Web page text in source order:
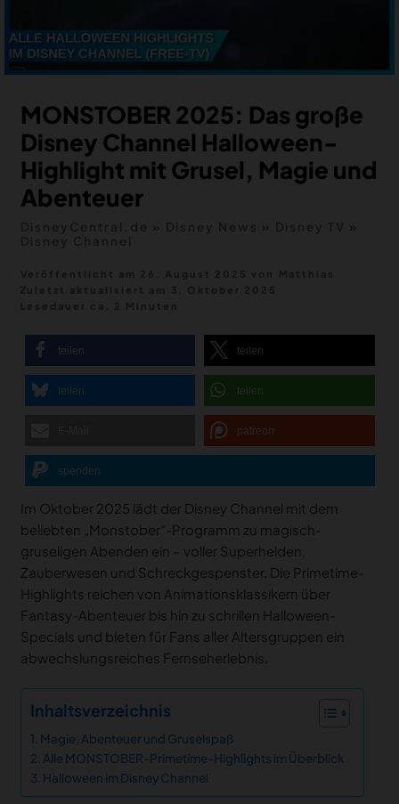
DEALS
MEIN HQ
50
MONSTOBER 2025: Das große
Disney Channel Halloween-
Highlight mit Grusel, Magie und
Abenteuer
teilen teilen
teilen teilen
patreon
spenden
Im Oktober 2025 lädt der Disney Channel mit dem
beliebten „Monstober“-Programm zu magisch-
gruseligen Abenden ein – voller Superhelden,
Zauberwesen und Schreckgespenster. Die Primetime-
Highlights reichen von Animationsklassikern über
Fantasy-Abenteuer bis hin zu schrillen Halloween-
Specials und bieten für Fans aller Altersgruppen ein
abwechslungsreiches Fernseherlebnis.
Inhaltsverzeichnis
Magie, Abenteuer und Gruselspaß
Alle MONSTOBER-Primetime-Highlights im Überblick
Halloween im Disney Channel